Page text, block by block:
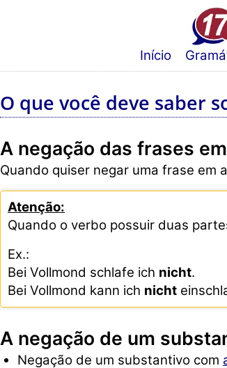
Início
O que você deve saber
A negação das frases
Quando quiser negar uma frase em
Atenção:
Quando o verbo possuir duas
Ex.:
Bei Vollmond schlafe ich nicht.
Bei Vollmond kann ich nicht
A negação de um
Negação de um substantivo com